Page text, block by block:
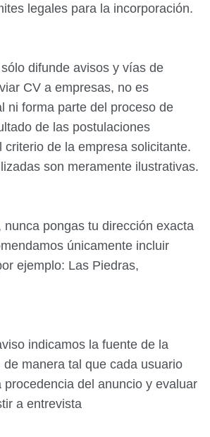
legales para la incorporación.
difunde avisos y vías de
CV a empresas, no es
ni forma parte del proceso de
de las postulaciones
criterio de la empresa solicitante.
son meramente ilustrativas.
nunca pongas tu dirección exacta
únicamente incluir
ejemplo: Las Piedras,
indicamos la fuente de la
manera tal que cada usuario
procedencia del anuncio y evaluar
a entrevista